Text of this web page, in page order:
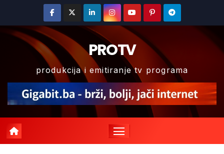
content
PROTV
produkcija i emitiranje tv programa